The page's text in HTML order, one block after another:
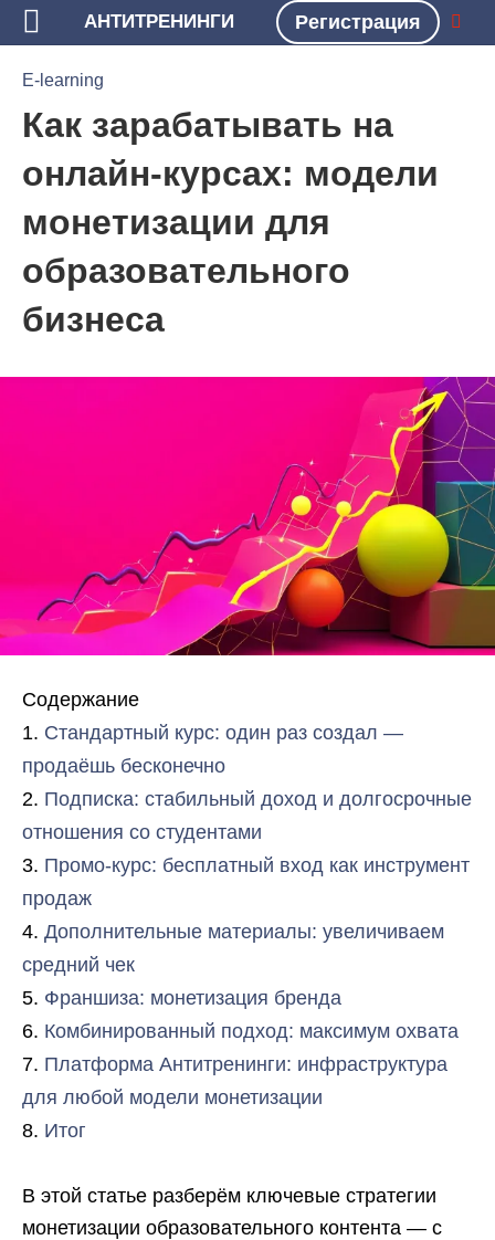
АНТИТРЕНИНГИ Регистрация
БЛОГ
E-learning
Как зарабатывать на
онлайн-курсах: модели
монетизации для
образовательного
бизнеса
Содержание
Стандартный курс: один раз создал —
продаёшь бесконечно
Подписка: стабильный доход и долгосрочные
отношения со студентами
Промо-курс: бесплатный вход как инструмент
продаж
Дополнительные материалы: увеличиваем
средний чек
Франшиза: монетизация бренда
Комбинированный подход: максимум охвата
Платформа Антитренинги: инфраструктура
для любой модели монетизации
Итог
В этой статье разберём ключевые стратегии
монетизации образовательного контента — с